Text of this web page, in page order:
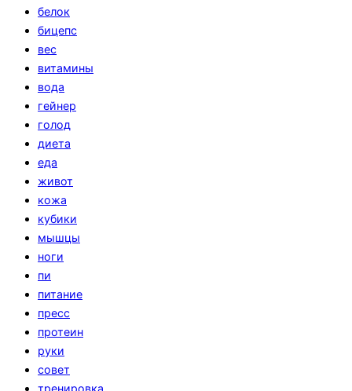
белок
бицепс
вес
витамины
вода
гейнер
голод
диета
еда
живот
кожа
кубики
мышцы
ноги
пи
питание
пресс
протеин
руки
совет
тренировка